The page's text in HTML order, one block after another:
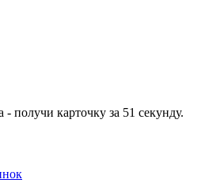
получи карточку за 51 секунду.